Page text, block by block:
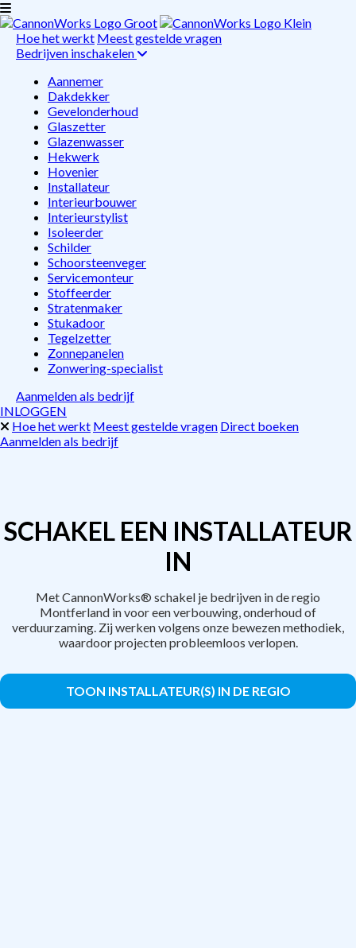
Hoe het werkt Meest gestelde vragen
Bedrijven inschakelen
Aannemer
Dakdekker
Gevelonderhoud
Glaszetter
Glazenwasser
Hekwerk
Hovenier
Installateur
Interieurbouwer
Interieurstylist
Isoleerder
Schilder
Schoorsteenveger
Servicemonteur
Stoffeerder
Stratenmaker
Stukadoor
Tegelzetter
Zonnepanelen
Zonwering-specialist
Aanmelden als bedrijf
INLOGGEN
Hoe het werkt Meest gestelde vragen Direct boeken
Aanmelden als bedrijf
SCHAKEL EEN INSTALLATEUR
IN
Met CannonWorks® schakel je bedrijven in de regio
Montferland in voor een verbouwing, onderhoud of
verduurzaming. Zij werken volgens onze bewezen methodiek,
waardoor projecten probleemloos verlopen.
TOON INSTALLATEUR(S) IN DE REGIO